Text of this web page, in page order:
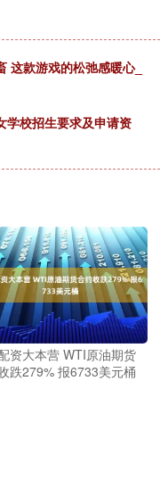
这款游戏的松弛感暖心_
学校招生要求及申请资
资大本营 WTI原油期货
跌279% 报6733美元桶